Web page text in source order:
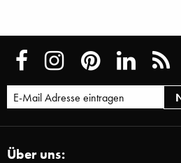
Über uns: